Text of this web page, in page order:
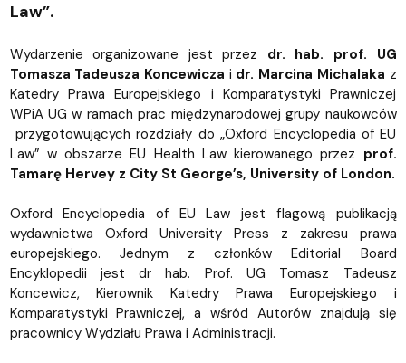
Law”.
Wydarzenie organizowane jest przez dr. hab. prof. UG
Tomasza Tadeusza Koncewicza i dr. Marcina Michalaka z
Katedry Prawa Europejskiego i Komparatystyki Prawniczej
WPiA UG w ramach prac międzynarodowej grupy naukowców
przygotowujących rozdziały do „Oxford Encyclopedia of EU
Law” w obszarze EU Health Law kierowanego przez prof.
Tamarę Hervey z City St George’s, University of London.
Oxford Encyclopedia of EU Law jest flagową publikacją
wydawnictwa Oxford University Press z zakresu prawa
europejskiego. Jednym z członków Editorial Board
Encyklopedii jest dr hab. Prof. UG Tomasz Tadeusz
Koncewicz, Kierownik Katedry Prawa Europejskiego i
Komparatystyki Prawniczej, a wśród Autorów znajdują się
pracownicy Wydziału Prawa i Administracji.